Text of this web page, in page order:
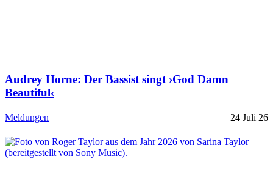
Audrey Horne: Der Bassist singt ›God Damn
Beautiful‹
Meldungen 24 Juli 26